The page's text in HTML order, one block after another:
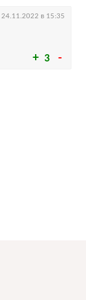
3
24.11.2022 в 15:35